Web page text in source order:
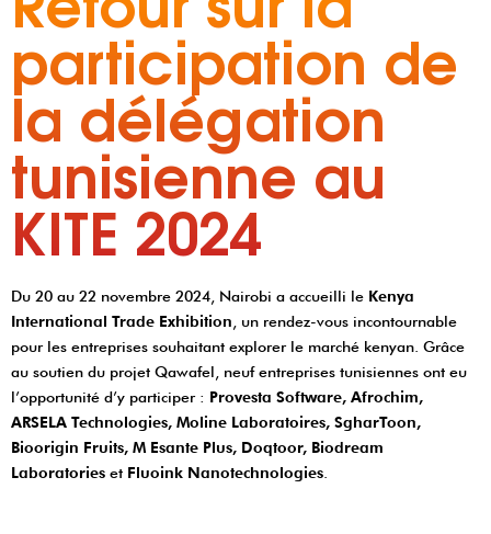
participation de
la délégation
tunisienne au
KITE 2024
Du 20 au 22 novembre 2024, Nairobi a accueilli le Kenya
International Trade Exhibition , un rendez-vous incontournable
pour les entreprises souhaitant explorer le marché kenyan. Grâce
au soutien du projet Qawafel, neuf entreprises tunisiennes ont eu
l’opportunité d’y participer : Provesta Software, Afrochim,
ARSELA Technologies, Moline Laboratoires, SgharToon,
Bioorigin Fruits, M Esante Plus, Doqtoor, Biodream
Laboratories et Fluoink Nanotechnologies